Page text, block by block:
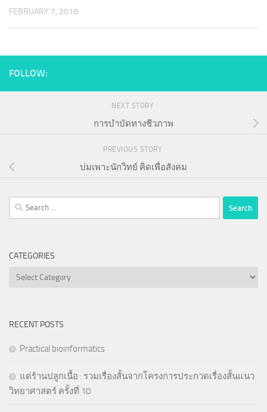
FEBRUARY 7, 2018
FOLLOW:
NEXT STORY
การบำบัดทางชีวภาพ
PREVIOUS STORY
บ่มเพาะนักวิทย์ คิดเพื่อสังคม
Search
for:
CATEGORIES
Categories
RECENT POSTS
Practical bioinformatics
แด่ร้านปลูกเนื้อ : รวมเรื่องสั้นจากโครงการประกวดเรื่องสั้นแนว
วิทยาศาสตร์ ครั้งที่ 10